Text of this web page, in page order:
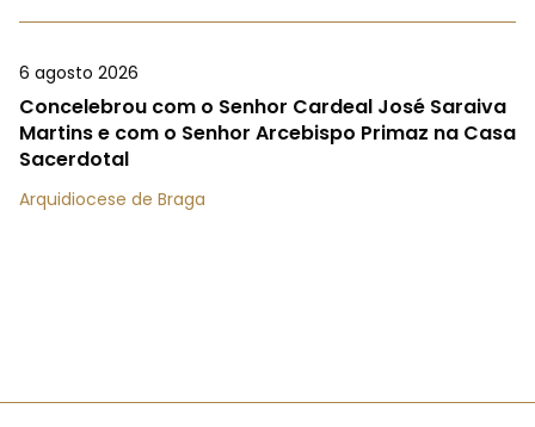
6 agosto 2026
Concelebrou com o Senhor Cardeal José Saraiva
Martins e com o Senhor Arcebispo Primaz na Casa
Sacerdotal
Arquidiocese de Braga